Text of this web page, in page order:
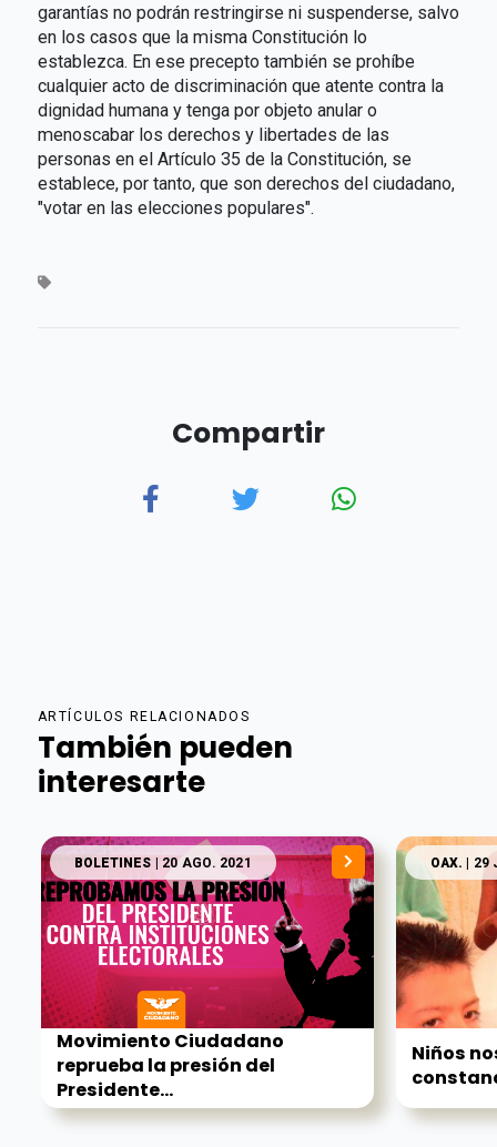
garantías no podrán restringirse ni suspenderse, salvo
en los casos que la misma Constitución lo
establezca. En ese precepto también se prohíbe
cualquier acto de discriminación que atente contra la
dignidad humana y tenga por objeto anular o
menoscabar los derechos y libertades de las
personas en el Artículo 35 de la Constitución, se
establece, por tanto, que son derechos del ciudadano,
"votar en las elecciones populares".
Compartir
ARTÍCULOS RELACIONADOS
También pueden
interesarte
BOLETINES | 20 AGO. 2021
Movimiento Ciudadano
reprueba la presión del
Presidente...
OAX. | 29
Niños